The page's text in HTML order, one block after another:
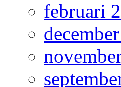
februari